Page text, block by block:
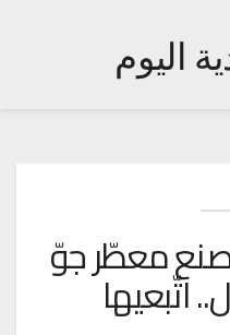
معطّر جوّ
اتّبعيها